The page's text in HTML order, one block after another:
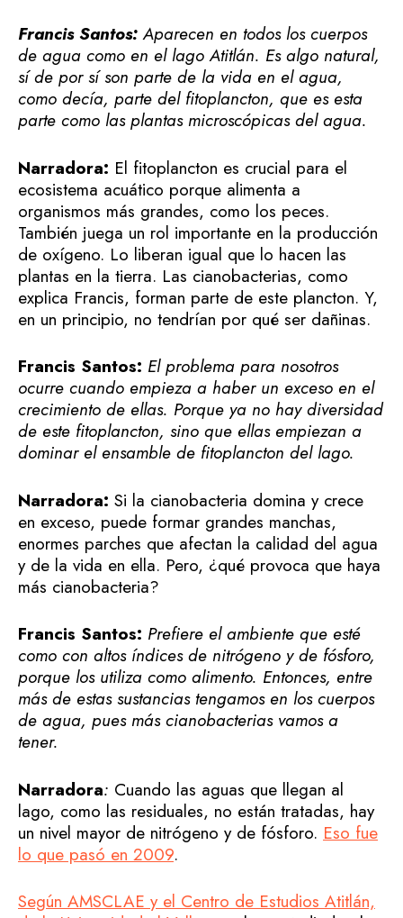
Francis Santos:Aparecen en todos los cuerpos
de agua como en el lago Atitlán. Es algo natural,
sí de por sí son parte de la vida en el agua,
como decía, parte del fitoplancton, que es esta
parte como las plantas microscópicas del agua.
Narradora: El fitoplancton es crucial para el
ecosistema acuático porque alimenta a
organismos más grandes, como los peces.
También juega un rol importante en la producción
de oxígeno. Lo liberan igual que lo hacen las
plantas en la tierra. Las cianobacterias, como
explica Francis, forman parte de este plancton. Y,
en un principio, no tendrían por qué ser dañinas.
Francis Santos: El problema para nosotros
ocurre cuando empieza a haber un exceso en el
crecimiento de ellas. Porque ya no hay diversidad
de este fitoplancton, sino que ellas empiezan a
dominar el ensamble de fitoplancton del lago.
Narradora: Si la cianobacteria domina y crece
en exceso, puede formar grandes manchas,
enormes parches que afectan la calidad del agua
y de la vida en ella. Pero, ¿qué provoca que haya
más cianobacteria?
Francis Santos: Prefiere el ambiente que esté
como con altos índices de nitrógeno y de fósforo,
porque los utiliza como alimento. Entonces, entre
más de estas sustancias tengamos en los cuerpos
de agua, pues más cianobacterias vamos a
tener.
Narradora: Cuando las aguas que llegan al
lago, como las residuales, no están tratadas, hay
un nivel mayor de nitrógeno y de fósforo. Eso fue
lo que pasó en 2009.
Según AMSCLAE y el Centro de Estudios Atitlán,